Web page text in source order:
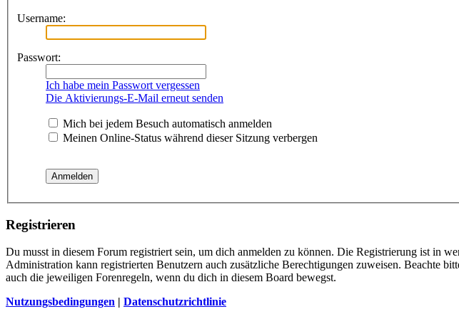
Username:
Passwort:
Ich habe mein Passwort vergessen
Die Aktivierungs-E-Mail erneut senden
Mich bei jedem Besuch automatisch anmelden
Meinen Online-Status während dieser Sitzung verbergen
Registrieren
Du musst in diesem Forum registriert sein, um dich anmelden zu können. Die Registrierung ist in
Administration kann registrierten Benutzern auch zusätzliche Berechtigungen zuweisen. Beachte
auch die jeweiligen Forenregeln, wenn du dich in diesem Board bewegst.
Nutzungsbedingungen | Datenschutzrichtlinie